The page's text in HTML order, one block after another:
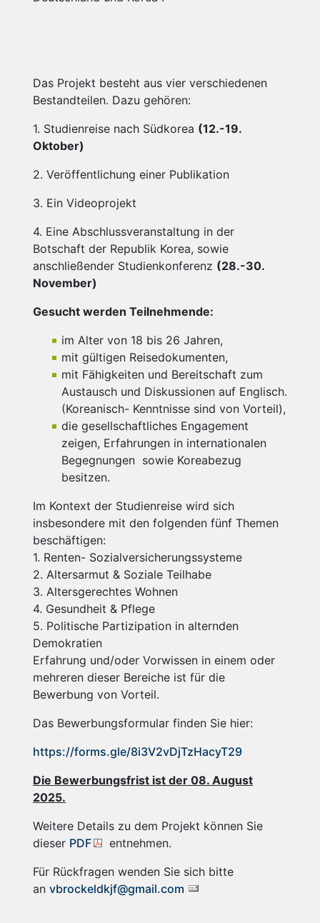
Das Projekt besteht aus vier verschiedenen
Bestandteilen. Dazu gehören:
1. Studienreise nach Südkorea (12.-19.
Oktober)
2. Veröffentlichung einer Publikation
3. Ein Videoprojekt
4. Eine Abschlussveranstaltung in der
Botschaft der Republik Korea, sowie
anschließender Studienkonferenz (28.-30.
November)
Gesucht werden Teilnehmende:
im Alter von 18 bis 26 Jahren,
mit gültigen Reisedokumenten,
mit Fähigkeiten und Bereitschaft zum
Austausch und Diskussionen auf Englisch.
(Koreanisch- Kenntnisse sind von Vorteil),
die gesellschaftliches Engagement
zeigen, Erfahrungen in internationalen
Begegnungen sowie Koreabezug
besitzen.
Im Kontext der Studienreise wird sich
insbesondere mit den folgenden fünf Themen
beschäftigen:
1. Renten- Sozialversicherungssysteme
2. Altersarmut & Soziale Teilhabe
3. Altersgerechtes Wohnen
4. Gesundheit & Pflege
5. Politische Partizipation in alternden
Demokratien
Erfahrung und/oder Vorwissen in einem oder
mehreren dieser Bereiche ist für die
Bewerbung von Vorteil.
Das Bewerbungsformular finden Sie hier:
https://forms.gle/8i3V2vDjTzHacyT29
Die Bewerbungsfrist ist der 08. August
2025.
Weitere Details zu dem Projekt können Sie
dieser PDF
entnehmen.
Für Rückfragen wenden Sie sich bitte
an vbrockeldkjf@gmail.com